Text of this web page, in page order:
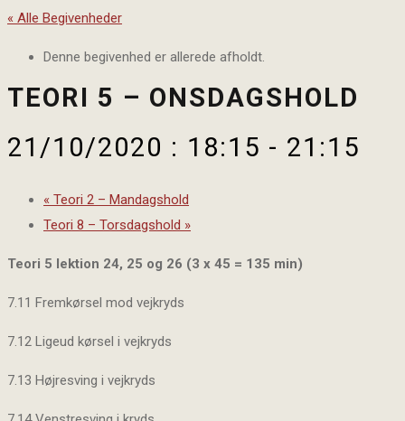
« Alle Begivenheder
Denne begivenhed er allerede afholdt.
TEORI 5 – ONSDAGSHOLD
21/10/2020 : 18:15 - 21:15
« Teori 2 – Mandagshold
Teori 8 – Torsdagshold »
Teori 5 lektion 24, 25 og 26 (3 x 45 = 135 min)
7.11 Fremkørsel mod vejkryds
7.12 Ligeud kørsel i vejkryds
7.13 Højresving i vejkryds